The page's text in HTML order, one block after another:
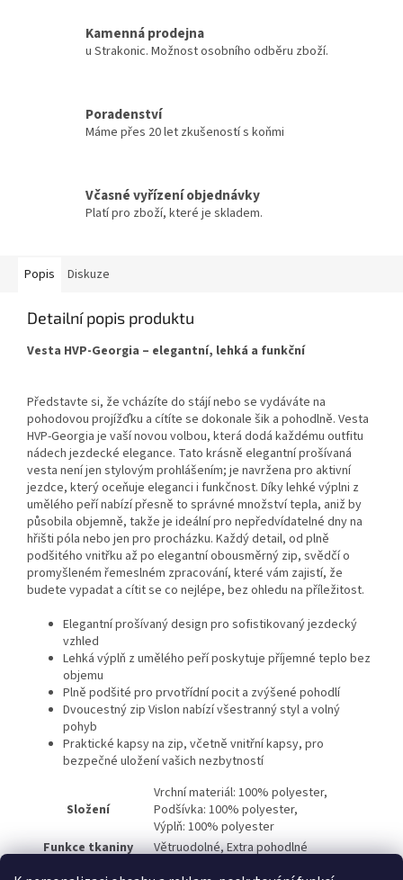
Kamenná prodejna
u Strakonic. Možnost osobního odběru zboží.
Poradenství
Máme přes 20 let zkušeností s koňmi
Včasné vyřízení objednávky
Platí pro zboží, které je skladem.
Popis Diskuze
Detailní popis produktu
Vesta HVP-Georgia – elegantní, lehká a funkční
Představte si, že vcházíte do stájí nebo se vydáváte na
pohodovou projížďku a cítíte se dokonale šik a pohodlně. Vesta
HVP-Georgia je vaší novou volbou, která dodá každému outfitu
nádech jezdecké elegance. Tato krásně elegantní prošívaná
vesta není jen stylovým prohlášením; je navržena pro aktivní
jezdce, který oceňuje eleganci i funkčnost. Díky lehké výplni z
umělého peří nabízí přesně to správné množství tepla, aniž by
působila objemně, takže je ideální pro nepředvídatelné dny na
hřišti póla nebo jen pro procházku. Každý detail, od plně
podšitého vnitřku až po elegantní obousměrný zip, svědčí o
promyšleném řemeslném zpracování, které vám zajistí, že
budete vypadat a cítit se co nejlépe, bez ohledu na příležitost.
Elegantní prošívaný design pro sofistikovaný jezdecký
vzhled
Lehká výplň z umělého peří poskytuje příjemné teplo bez
objemu
Plně podšité pro prvotřídní pocit a zvýšené pohodlí
Dvoucestný zip Vislon nabízí všestranný styl a volný
pohyb
Praktické kapsy na zip, včetně vnitřní kapsy, pro
bezpečné uložení vašich nezbytností
Složení
Vrchní materiál: 100% polyester,
Podšívka: 100% polyester,
Výplň: 100% polyester
Funkce tkaniny
Větruodolné, Extra pohodlné